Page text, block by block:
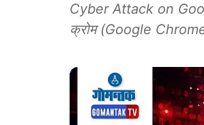
Cyber Attack on
क्रोम (Google